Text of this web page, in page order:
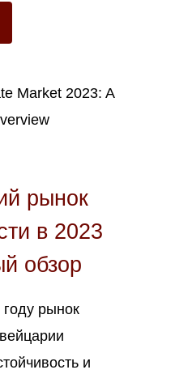
рынок
в 2023
обзор
рынок
и